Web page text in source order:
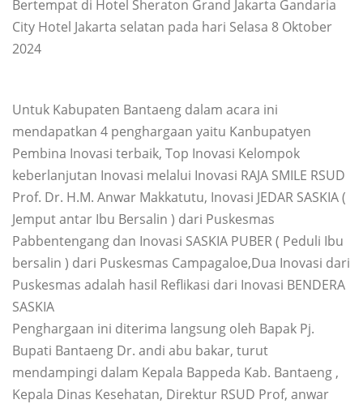
Bertempat di Hotel Sheraton Grand Jakarta Gandaria
City Hotel Jakarta selatan pada hari Selasa 8 Oktober
2024
Untuk Kabupaten Bantaeng dalam acara ini
mendapatkan 4 penghargaan yaitu Kanbupatyen
Pembina Inovasi terbaik, Top Inovasi Kelompok
keberlanjutan Inovasi melalui Inovasi RAJA SMILE RSUD
Prof. Dr. H.M. Anwar Makkatutu, Inovasi JEDAR SASKIA (
Jemput antar Ibu Bersalin ) dari Puskesmas
Pabbentengang dan Inovasi SASKIA PUBER ( Peduli Ibu
bersalin ) dari Puskesmas Campagaloe,Dua Inovasi dari
Puskesmas adalah hasil Reflikasi dari Inovasi BENDERA
SASKIA
Penghargaan ini diterima langsung oleh Bapak Pj.
Bupati Bantaeng Dr. andi abu bakar, turut
mendampingi dalam Kepala Bappeda Kab. Bantaeng ,
Kepala Dinas Kesehatan, Direktur RSUD Prof, anwar